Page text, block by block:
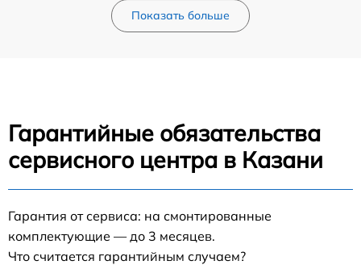
Показать больше
Гарантийные обязательства
сервисного центра в Казани
Гарантия от сервиса: на смонтированные
комплектующие — до 3 месяцев.
Что считается гарантийным случаем?